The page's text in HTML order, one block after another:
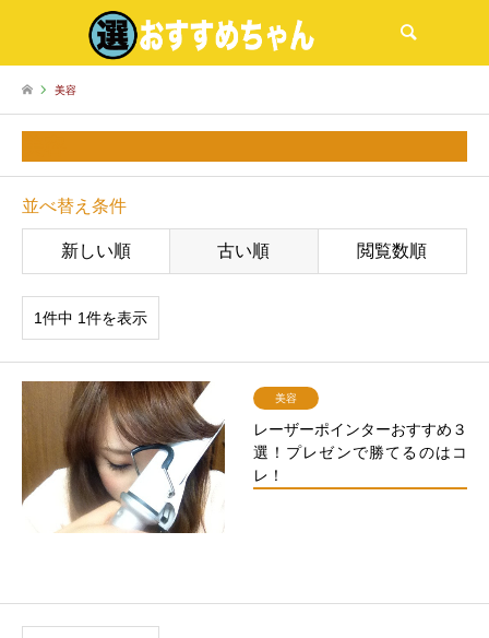
美容
並べ替え条件
新しい順 古い順 閲覧数順
1件中 1件を表示
美容
レーザーポインターおすすめ３
選！プレゼンで勝てるのはコ
レ！